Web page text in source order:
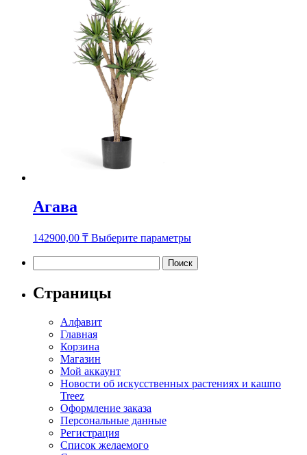
Агава
142900,00 ₸ Выберите параметры
имеет
несколько
Страницы
Алфавит
Главная
Корзина
Магазин
Мой аккаунт
Новости об искусственных растениях и кашпо
Treez
Оформление заказа
Персональные данные
Регистрация
Список желаемого